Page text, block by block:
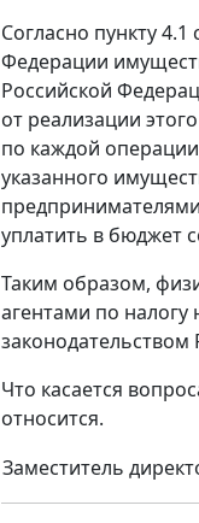
Согласно пункту
Федерации
Российской
от реализации
по каждой
указанного
уплатить в бюджет
Таким образом,
агентами по
Что касается
относится.
Заместитель